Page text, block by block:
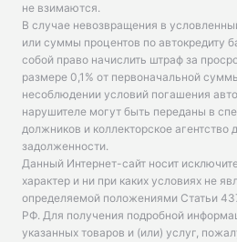
не взимаются.
В случае невозвращения в
или суммы процентов по автокредиту
собой право начислить штраф за
размере 0,1% от первоначальной
несоблюдении условий погашения
нарушителе могут быть переданы в
должников и коллекторское агентство
задолженности.
Данный Интернет-сайт носит
характер и ни при каких условиях не
определяемой положениями Статьи
РФ. Для получения подробной
указанных товаров и (или) услуг,